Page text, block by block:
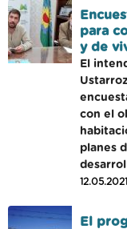
para
y de
El
con el
planes
El